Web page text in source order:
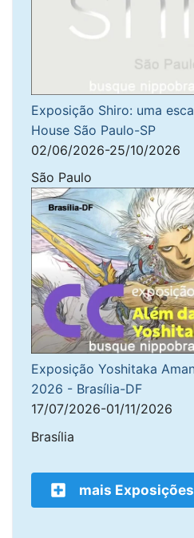
Exposição Shiro: uma
House São Paulo-SP
02/06/2026-25/10/2026
São Paulo
Exposição Yoshitaka
2026 - Brasília-DF
17/07/2026-01/11/2026
Brasília
mais Exposições